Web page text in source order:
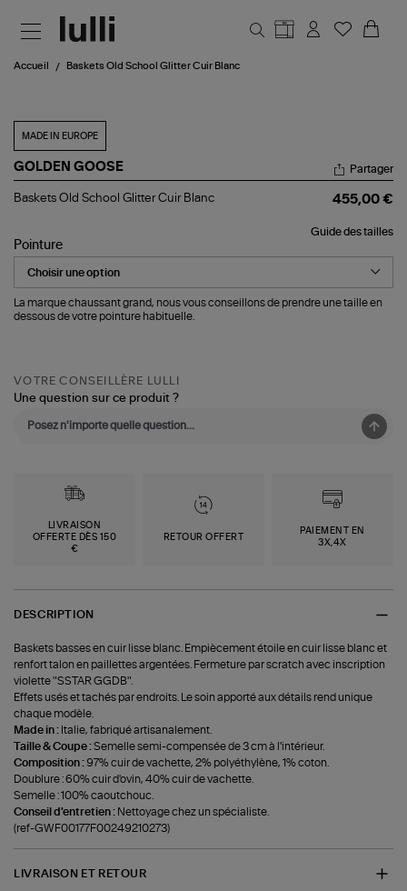
Accueil Baskets Old School Glitter Cuir Blanc
MADE IN EUROPE
GOLDEN GOOSE
Baskets
Glitter
Cuir
Blanc
Partager
Baskets Old School Glitter Cuir Blanc 455,00 €
Guide des tailles
Pointure
La marque chaussant grand, nous vous conseillons de prendre une taille en
dessous de votre pointure habituelle.
VOTRE CONSEILLÈRE LULLI
Une question sur ce produit ?
LIVRAISON
OFFERTE DÈS 150
€
RETOUR OFFERT
PAIEMENT EN
3X,4X
DESCRIPTION
Baskets basses en cuir lisse blanc. Empiècement étoile en cuir lisse blanc et
renfort talon en paillettes argentées. Fermeture par scratch avec inscription
violette "SSTAR GGDB".
Effets usés et tachés par endroits. Le soin apporté aux détails rend unique
chaque modèle.
Made in : Italie, fabriqué artisanalement.
Taille & Coupe :Semelle semi-compensée de 3 cm à l'intérieur.
Composition : 97% cuir de vachette, 2% polyéthylène, 1% coton.
Doublure : 60% cuir d'ovin, 40% cuir de vachette.
Semelle : 100% caoutchouc.
Conseil d'entretien : Nettoyage chez un spécialiste.
(ref-GWF00177F00249210273)
LIVRAISON ET RETOUR